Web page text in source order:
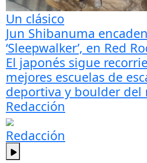
Un clásico
Jun Shibanuma
‘Sleepwalker’, en Red
El japonés sigue
mejores escuelas de
deportiva y boulder del
Redacción
Redacción